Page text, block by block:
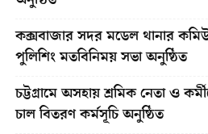
কক্সবাজার সদর মডেল থানার
পুলিশিং মতবিনিময় সভা অনুষ্ঠিত
চট্টগ্রামে অসহায় শ্রমিক নেতা ও
চাল বিতরণ কর্মসূচি অনুষ্ঠিত